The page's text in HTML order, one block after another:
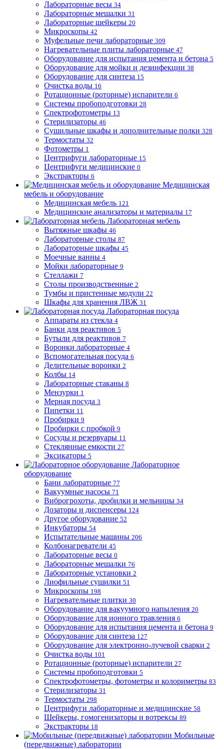
Лабораторные весы 34
Лабораторные мешалки 31
Лабораторные шейкеры 20
Микроскопы 42
Муфельные печи лабораторные 309
Нагревательные плиты лабораторные 47
Оборудование для испытания цемента и бетона 5
Оборудование для мойки и дезинфекции 38
Оборудование для синтеза 15
Очистка воды 16
Ротационные (роторные) испарители 6
Системы пробоподготовки 28
Спектрофотометры 13
Стерилизаторы 46
Сушильные шкафы и дополнительные полки 328
Термостаты 32
Фотометры 1
Центрифуги лабораторные 15
Центрифуги медицинские 0
Экстракторы 6
Медицинская
мебель и оборудование
Медицинская мебель 121
Медицинские анализаторы и материалы 17
Лабораторная мебель
Вытяжные шкафы 46
Лабораторные столы 87
Лабораторные шкафы 45
Моечные ванны 4
Мойки лабораторные 9
Стеллажи 7
Столы производственные 2
Тумбы и пристенные модули 22
Шкафы для хранения ЛВЖ 31
Лабораторная посуда
Аппараты из стекла 4
Банки для реактивов 5
Бутыли для реактивов 7
Воронки лабораторные 4
Вспомогательная посуда 6
Делительные воронки 2
Колбы 14
Лабораторные стаканы 8
Мензурки 1
Мерная посуда 3
Пипетки 11
Пробирки 9
Пробирки с пробкой 9
Сосуды и резервуары 11
Стеклянные емкости 27
Эксикаторы 5
Лабораторное
оборудование
Бани лабораторные 77
Вакуумные насосы 71
Виброгрохоты, дробилки и мельницы 34
Дозаторы и диспенсеры 124
Другое оборудование 52
Инкубаторы 54
Испытательные машины 206
Колбонагреватели 45
Лабораторные весы 0
Лабораторные мешалки 76
Лабораторные установки 2
Лиофильные сушилки 51
Микроскопы 198
Нагревательные плитки 30
Оборудование для вакуумного напыления 20
Оборудование для ионного травления 6
Оборудование для испытания цемента и бетона 9
Оборудование для синтеза 127
Оборудование для электронно-лучевой сварки 2
Очистка воды 101
Ротационные (роторные) испарители 27
Системы пробоподготовки 5
Спектрофотометры, фотометры и колориметры 83
Стерилизаторы 31
Термостаты 298
Центрифуги лабораторные и медицинские 58
Шейкеры, гомогенизаторы и вотрексы 89
Экстракторы 18
Мобильные
(передвижные) лаборатории